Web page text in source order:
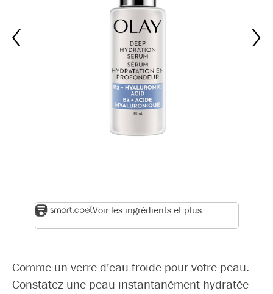
Voir les ingrédients et plus
Comme un verre d’eau froide pour votre peau.
Constatez une peau instantanément hydratée